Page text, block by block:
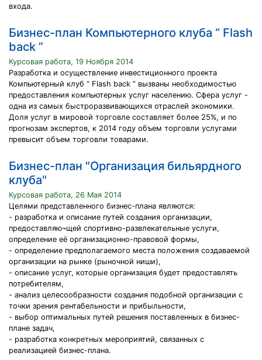
входа.
Бизнес-план Компьютерного клуба “ Flash
back ”
Курсовая работа, 19 Ноября 2014
Разработка и осуществление инвестиционного проекта
Компьютерный клуб “ Flash back ” вызваны необходимостью
предоставления компьютерных услуг населению. Сфера услуг -
одна из самых быстроразвивающихся отраслей экономики.
Доля услуг в мировой торговле составляет более 25%, и по
прогнозам экспертов, к 2014 году объем торговли услугами
превысит объем торговли товарами.
Бизнес-план "Организация бильярдного
клуба"
Курсовая работа, 26 Мая 2014
Целями представленного бизнес-плана являются:
- разработка и описание путей создания организации,
предоставляю¬щей спортивно-развлекательные услуги,
определение её организационно-правовой формы,
- определение предполагаемого места положения создаваемой
организации на рынке (рыночной ниши),
- описание услуг, которые организация будет предоставлять
потребителям,
- анализ целесообразности создания подобной организации с
точки зрения рентабельности и прибыльности,
- выбор оптимальных путей решения поставленных в бизнес-
плане задач,
- разработка конкретных мероприятий, связанных с
реализацией бизнес-плана.